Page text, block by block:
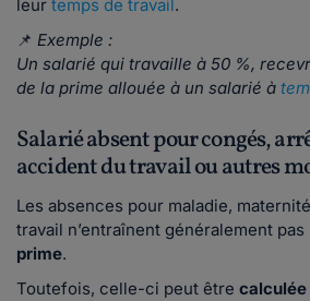
leur temps de travail.
📌 Exemple :
Un salarié qui travaille à 50 %,
de la prime allouée à un salarié à
Salarié absent pour congés,
accident du travail ou autres
Les absences pour maladie,
travail n’entraînent généralement
prime.
Toutefois, celle-ci peut être